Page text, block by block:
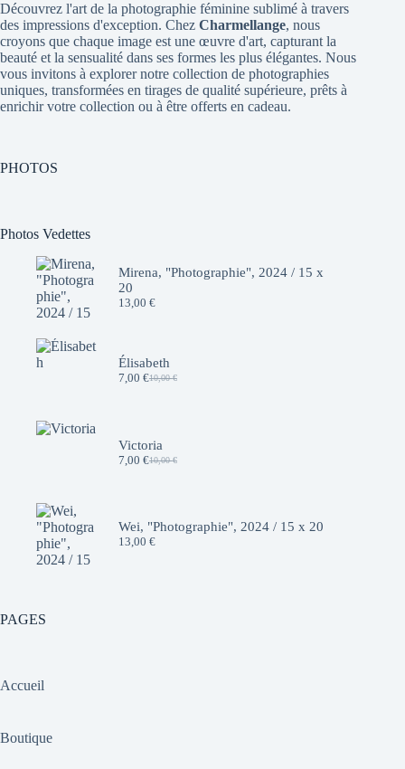
Découvrez l'art de la photographie féminine sublimé à travers
des impressions d'exception. Chez Charmellange, nous
croyons que chaque image est une œuvre d'art, capturant la
beauté et la sensualité dans ses formes les plus élégantes. Nous
vous invitons à explorer notre collection de photographies
uniques, transformées en tirages de qualité supérieure, prêts à
enrichir votre collection ou à être offerts en cadeau.
PHOTOS
Photos Vedettes
Mirena, "Photographie", 2024 / 15 x
20
13,00 €
Élisabeth
10,00€
Le
10,00 €.
7,00 €Le
7,00 €.
Victoria
10,00€
Le
10,00 €.
7,00 €Le
7,00 €.
Wei, "Photographie", 2024 / 15 x 20
13,00 €
PAGES
Accueil
Boutique